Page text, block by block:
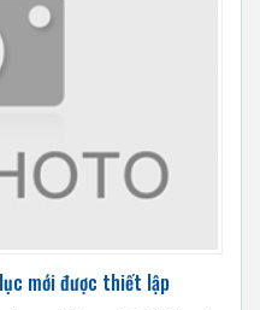
mới được thiết lập